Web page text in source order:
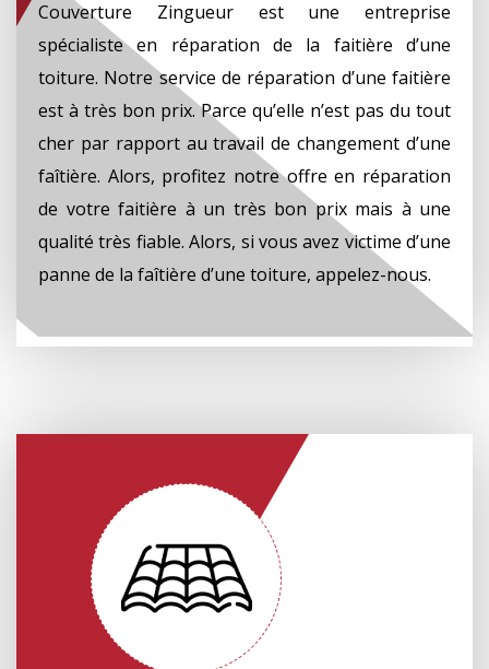
Couverture Zingueur est une entreprise
spécialiste en réparation de la faitière d’une
toiture. Notre service de réparation d’une faitière
est à très bon prix. Parce qu’elle n’est pas du tout
cher par rapport au travail de changement d’une
faîtière. Alors, profitez notre offre en réparation
de votre faitière à un très bon prix mais à une
qualité très fiable. Alors, si vous avez victime d’une
panne de la faîtière d’une toiture, appelez-nous.